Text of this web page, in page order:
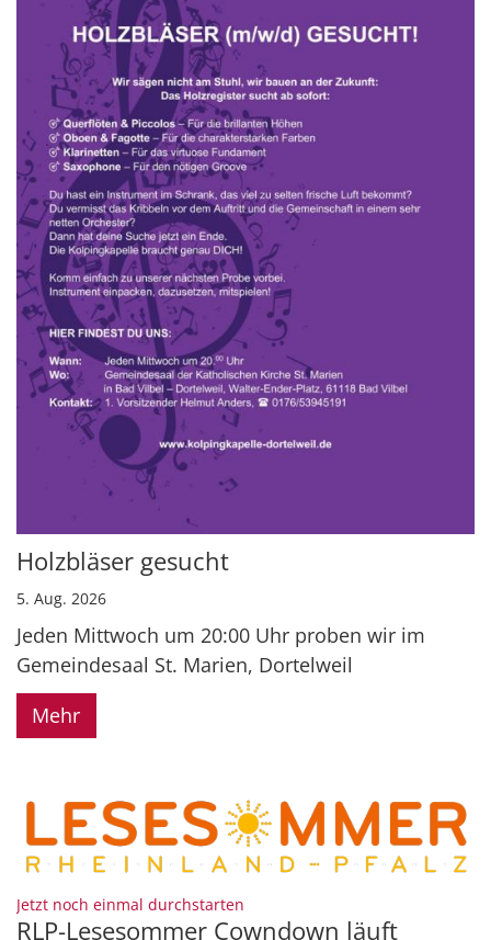
Holzbläser gesucht
5. Aug. 2026
Jeden Mittwoch um 20:00 Uhr proben wir im
Gemeindesaal St. Marien, Dortelweil
Mehr
Jetzt noch einmal durchstarten
RLP-Lesesommer Cowndown läuft